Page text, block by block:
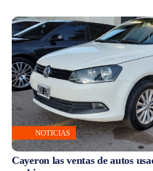
NOTICIAS
Cayeron las ventas de autos